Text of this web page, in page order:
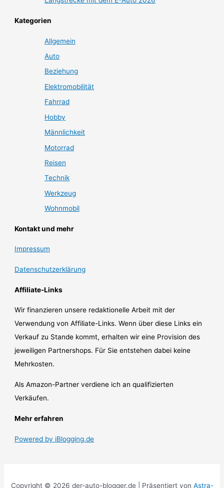
Kategorien
Allgemein
Auto
Beziehung
Elektromobilität
Fahrrad
Hobby
Männlichkeit
Motorrad
Reisen
Technik
Werkzeug
Wohnmobil
Kontakt und mehr
Impressum
Datenschutzerklärung
Affiliate-Links
Wir finanzieren unsere redaktionelle Arbeit mit der
Verwendung von Affiliate-Links. Wenn über diese Links ein
Verkauf zu Stande kommt, erhalten wir eine Provision des
jeweiligen Partnershops. Für Sie entstehen dabei keine
Mehrkosten.
Als Amazon-Partner verdiene ich an qualifizierten
Verkäufen.
Mehr erfahren
Powered by iBlogging.de
Copyright © 2026 der-auto-blogger.de | Präsentiert von Astra-